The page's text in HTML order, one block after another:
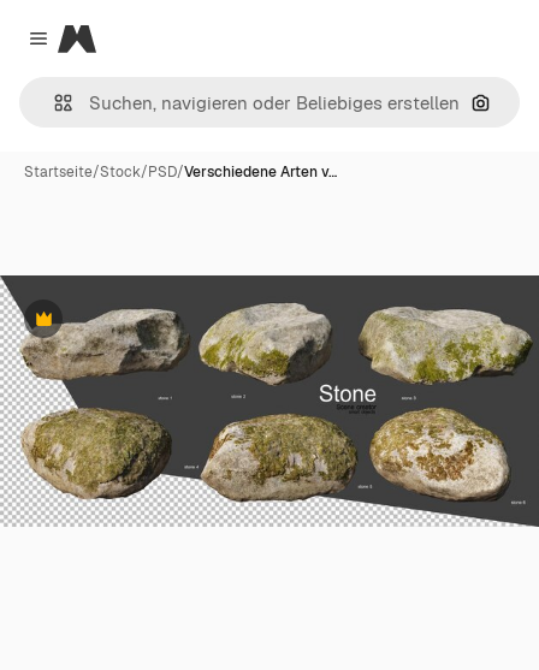
Close menu
Magnific
Nach
Startseite/Stock/PSD/Verschiedene Arten v…
Premium